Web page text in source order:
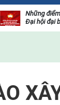
Những
Đại hội đại